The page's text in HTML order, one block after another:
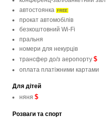
автостоянка FREE
прокат автомобілів
безкоштовний Wi-Fi
пральня
номери для некурців
трансфер до/з аеропорту $
оплата платіжними картами
Для дітей
няня $
Розваги та спорт